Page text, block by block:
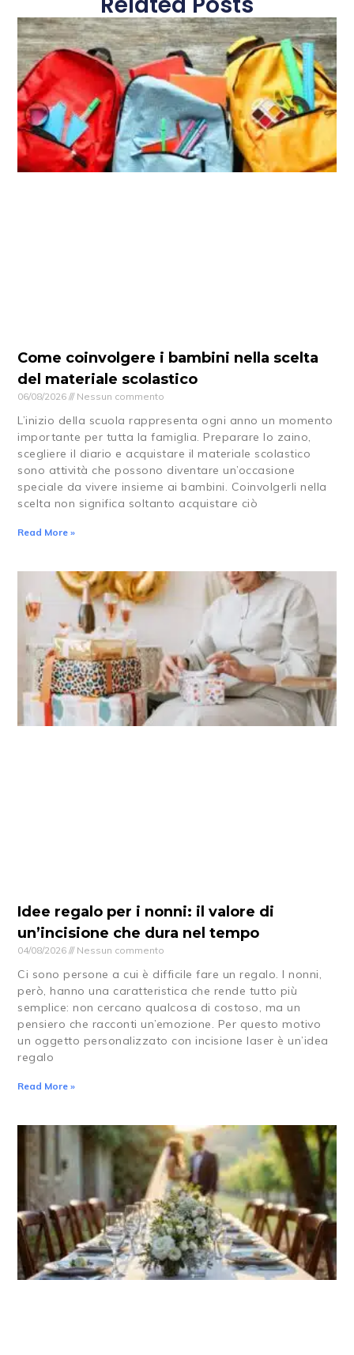
Come coinvolgere i bambini nella scelta
del materiale scolastico
06/08/2026 Nessun commento
L’inizio della scuola rappresenta ogni anno un momento
importante per tutta la famiglia. Preparare lo zaino,
scegliere il diario e acquistare il materiale scolastico
sono attività che possono diventare un’occasione
speciale da vivere insieme ai bambini. Coinvolgerli nella
scelta non significa soltanto acquistare ciò
Read More »
Idee regalo per i nonni: il valore di
un’incisione che dura nel tempo
04/08/2026 Nessun commento
Ci sono persone a cui è difficile fare un regalo. I nonni,
però, hanno una caratteristica che rende tutto più
semplice: non cercano qualcosa di costoso, ma un
pensiero che racconti un’emozione. Per questo motivo
un oggetto personalizzato con incisione laser è un’idea
regalo
Read More »